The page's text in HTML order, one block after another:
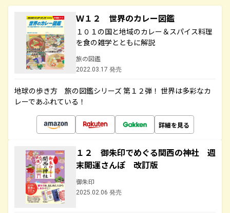
Ｗ１２ 世界のカレー図鑑
１０１の国と地域のカレー＆スパイス料理
を食の雑学とともに解説
旅の図鑑
2022.03.17 発売
地球の歩き方 旅の図鑑シリーズ 第１２弾！ 世界は多彩なカ
レーであふれている！
詳細を見る
１２ 御朱印でめぐる関西の神社 週
末開運さんぽ 改訂版
御朱印
2025.02.06 発売